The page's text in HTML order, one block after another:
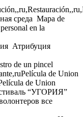
среда Mapa de
en la
Атрибуция
de un pincel
Película de Union
de Union
“УГОРИЯ”
все